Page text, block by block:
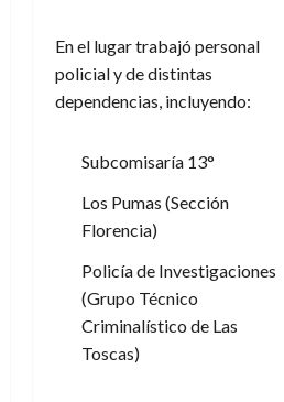
En el lugar trabajó personal
policial y de distintas
dependencias, incluyendo:
Subcomisaría 13°
Los Pumas (Sección
Florencia)
Policía de Investigaciones
(Grupo Técnico
Criminalístico de Las
Toscas)